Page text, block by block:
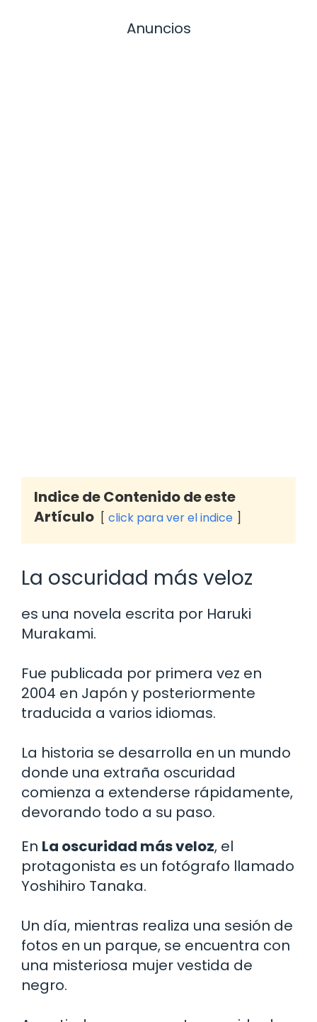
Anuncios
Indice de Contenido de este
Artículo
click para ver el indice
La oscuridad más veloz
es una novela escrita por Haruki
Murakami.
Fue publicada por primera vez en
2004 en Japón y posteriormente
traducida a varios idiomas.
La historia se desarrolla en un mundo
donde una extraña oscuridad
comienza a extenderse rápidamente,
devorando todo a su paso.
En La oscuridad más veloz, el
protagonista es un fotógrafo llamado
Yoshihiro Tanaka.
Un día, mientras realiza una sesión de
fotos en un parque, se encuentra con
una misteriosa mujer vestida de
negro.